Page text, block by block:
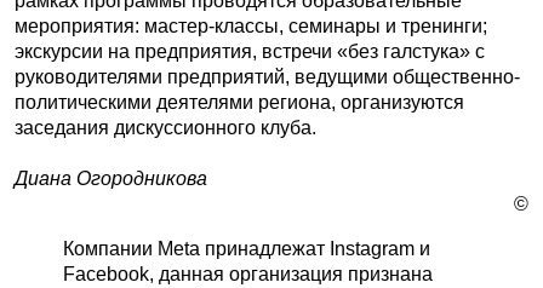
мероприятия: мастер-классы, семинары и тренинги;
экскурсии на предприятия, встречи «без галстука» с
руководителями предприятий, ведущими общественно-
политическими деятелями региона, организуются
заседания дискуссионного клуба.
Диана Огородникова
©
Компании Meta принадлежат Instagram и
Facebook, данная организация признана